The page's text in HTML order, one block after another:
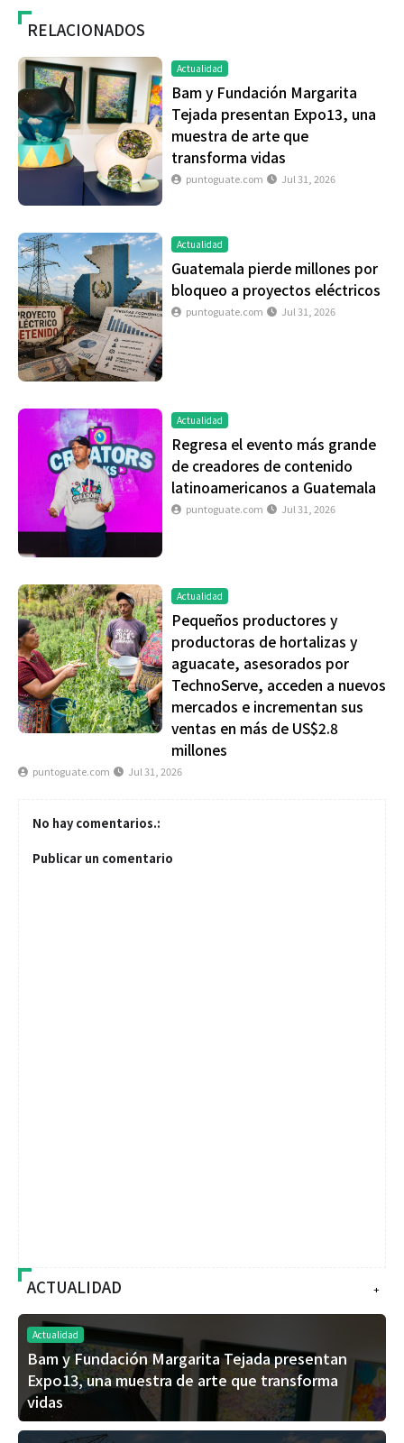
RELACIONADOS
Actualidad
Bam y Fundación Margarita
Tejada presentan Expo13, una
muestra de arte que
transforma vidas
puntoguate.com Jul 31, 2026
Actualidad
Guatemala pierde millones por
bloqueo a proyectos eléctricos
puntoguate.com Jul 31, 2026
Actualidad
Regresa el evento más grande
de creadores de contenido
latinoamericanos a Guatemala
puntoguate.com Jul 31, 2026
Actualidad
Pequeños productores y
productoras de hortalizas y
aguacate, asesorados por
TechnoServe, acceden a nuevos
mercados e incrementan sus
ventas en más de US$2.8
millones
puntoguate.com Jul 31, 2026
No hay comentarios.:
Publicar un comentario
+
ACTUALIDAD
Actualidad
Bam y Fundación Margarita Tejada presentan
Expo13, una muestra de arte que transforma
vidas